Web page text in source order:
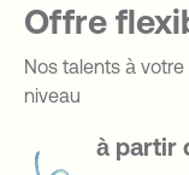
Offre
Nos talents à
niveau
à partir